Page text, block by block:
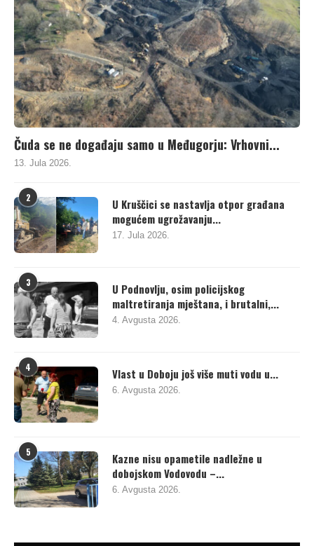
Čuda se ne događaju samo u Međugorju: Vrhovni...
13. Jula 2026.
2
U Kruščici se nastavlja otpor građana
mogućem ugrožavanju...
17. Jula 2026.
3
U Podnovlju, osim policijskog
maltretiranja mještana, i brutalni,...
4. Avgusta 2026.
4 Vlast u Doboju još više muti vodu u...
6. Avgusta 2026.
5
Kazne nisu opametile nadležne u
dobojskom Vodovodu –...
6. Avgusta 2026.